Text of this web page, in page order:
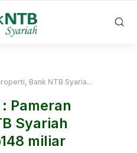
Bank NTB Syaria...
Pameran
Syariah
miliar